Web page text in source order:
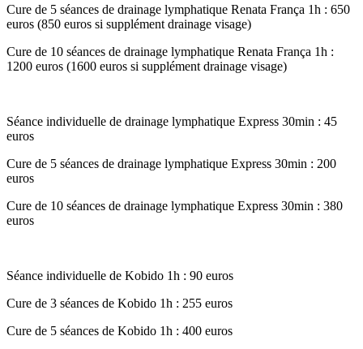
Cure de 5 séances de drainage lymphatique Renata França 1h : 650
euros (850 euros si supplément drainage visage)
Cure de 10 séances de drainage lymphatique Renata França 1h :
1200 euros (1600 euros si supplément drainage visage)
Séance individuelle de drainage lymphatique Express 30min : 45
euros
Cure de 5 séances de drainage lymphatique Express 30min : 200
euros
Cure de 10 séances de drainage lymphatique Express 30min : 380
euros
Séance individuelle de Kobido 1h : 90 euros
Cure de 3 séances de Kobido 1h : 255 euros
Cure de 5 séances de Kobido 1h : 400 euros